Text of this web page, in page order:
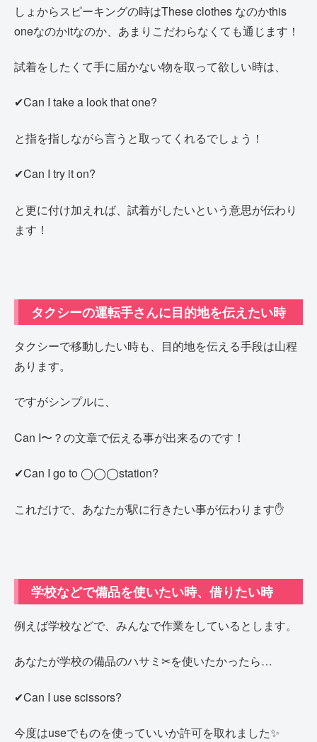
しょからスピーキングの時はThese clothes なのかthis
oneなのかitなのか、あまりこだわらなくても通じます！
試着をしたくて手に届かない物を取って欲しい時は、
✔Can I take a look that one?
と指を指しながら言うと取ってくれるでしょう！
✔Can I try it on?
と更に付け加えれば、試着がしたいという意思が伝わり
ます！
タクシーの運転手さんに目的地を伝えたい時
タクシーで移動したい時も、目的地を伝える手段は山程
あります。
ですがシンプルに、
Can I〜？の文章で伝える事が出来るのです！
✔Can I go to ◯◯◯station?
これだけで、あなたが駅に行きたい事が伝わります✋
学校などで備品を使いたい時、借りたい時
例えば学校などで、みんなで作業をしているとします。
あなたが学校の備品のハサミ✂を使いたかったら…
✔Can I use scissors?
今度はuseでものを使っていいか許可を取れました✨